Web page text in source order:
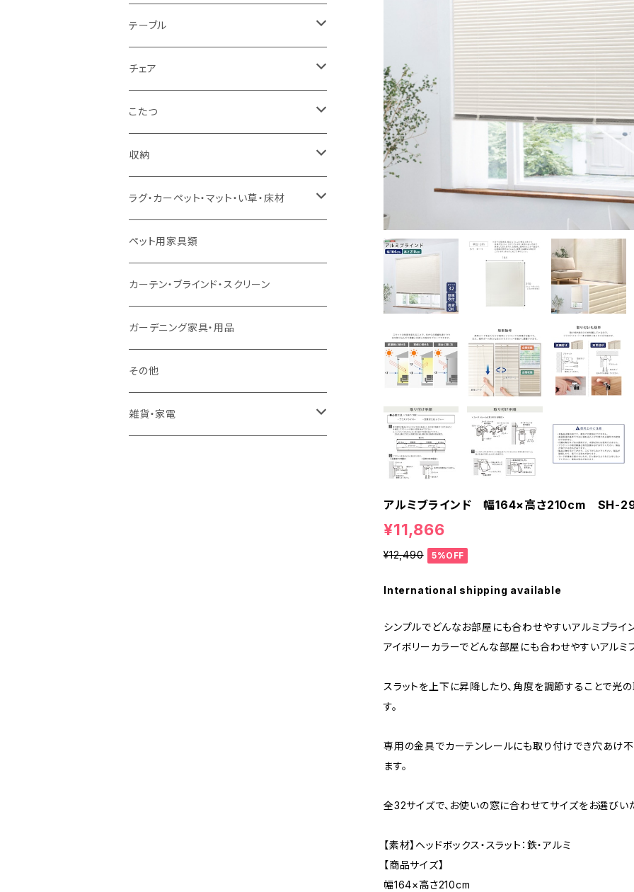
アルミブラインド 幅164×高さ210cm SH-
¥11,866
¥12,490 5%OFF
International shipping available
シンプルでどんなお部屋にも合わせやすいアルミブライン
アイボリーカラーでどんな部屋にも合わせやすいアルミブ
スラットを上下に昇降したり、角度を調節することで光
す。
専用の金具でカーテンレールにも取り付けでき穴あけ
ます。
全32サイズで、お使いの窓に合わせてサイズをお選びい
【素材】ヘッドボックス・スラット：鉄・アルミ
【商品サイズ】
幅164×高さ210cm
1人掛け
カウチソファ
コーナーソファ
ソファセット
スツール・オットマン
ソファ付属品
クッション・座椅子
セミダブルサイズ（フレームのみ）
ダブルサイズ（フレームのみ）
ワイドダブルサイズ以上（フレームのみ）
シングルサイズ以下（マットレス付）
セミダブルサイズ（マットレス付）
ダブルサイズ（マットレス付）
ダブルサイズ以上（マットレス付）
ロフトベッド
二段ベッド
マットレス
ダイニング3点セット以下
ダイニング4点セット
ダイニング5点・6点セット
ダイニング7点セット以上
テーブル
センターテーブル
ダイニングテーブル
カウンターテーブル
リフティングテーブル
サイドテーブル・コーヒーテーブル
デスク
チェア
ダイニングチェア
カウンターチェア
キッズチェア
オフィスチェア・ゲーミングチェア
ダイニングベンチ・スツール
こたつ
こたつテーブル
こたつ布団
コタツ・布団セット
収納
本棚・シェルフ
食器棚・収納庫
レンジ台・カウンター
ラック
TVボード
キャビネット・飾り棚
ラグ・カーペット・マット・い草・床材
マット・フロアタイル
ラグ
カーペット
ペット用家具類
カーテン・ブラインド・スクリーン
ガーデニング家具・用品
その他
雑貨・家電